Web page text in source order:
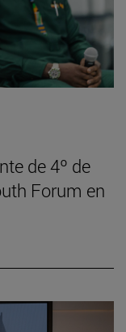
de 4º de
Forum en